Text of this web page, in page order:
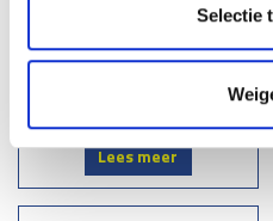
Selectie
€ 4,77
Lees meer